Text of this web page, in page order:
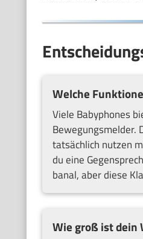
Welche
Viele Babyphones
Bewegungsmelder.
tatsächlich nutzen
du eine
banal, aber diese
Wie groß ist dein